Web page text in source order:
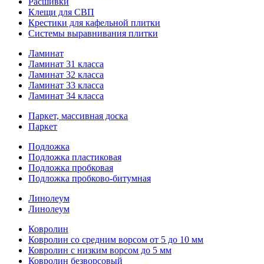
Клещи для СВП
Крестики для кафельной плитки
Системы выравнивания плитки
Ламинат
Ламинат 31 класса
Ламинат 32 класса
Ламинат 33 класса
Ламинат 34 класса
Паркет, массивная доска
Паркет
Подложка
Подложка пластиковая
Подложка пробковая
Подложка пробково-битумная
Линолеум
Линолеум
Ковролин
Ковролин со средним ворсом от 5 до 10 мм
Ковролин с низким ворсом до 5 мм
Ковролин безворсовый